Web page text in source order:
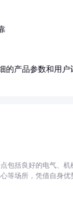
产品参数和用户
包括良好的电气、
等场所，凭借自身